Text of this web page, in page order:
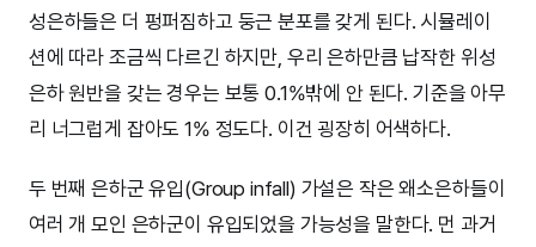
성은하들은 더 펑퍼짐하고 둥근 분포를 갖게 된다. 시뮬레이
션에 따라 조금씩 다르긴 하지만, 우리 은하만큼 납작한 위성
은하 원반을 갖는 경우는 보통 0.1%밖에 안 된다. 기준을 아무
리 너그럽게 잡아도 1% 정도다. 이건 굉장히 어색하다.
두 번째 은하군 유입(Group infall) 가설은 작은 왜소은하들이
여러 개 모인 은하군이 유입되었을 가능성을 말한다. 먼 과거